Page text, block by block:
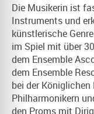
Die Musikerin ist
Instruments und
künstlerische
im Spiel mit über
dem Ensemble
dem Ensemble
bei der
Philharmonikern
den Proms mit